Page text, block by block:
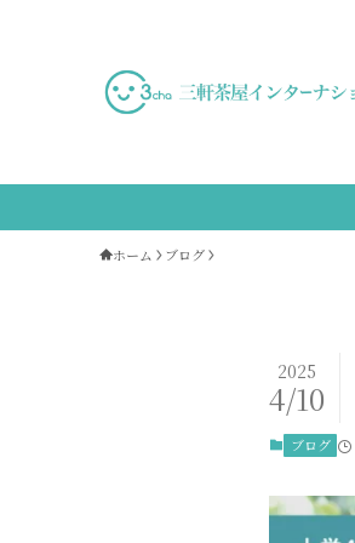
ホーム ブログ
2025
4/10
ブログ